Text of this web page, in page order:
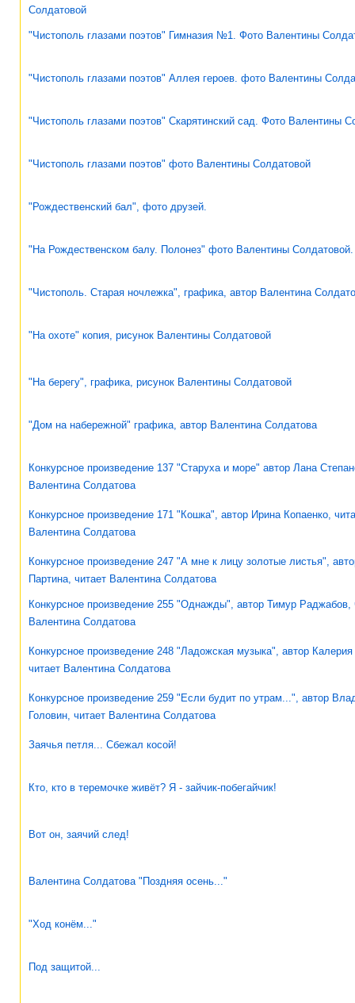
Солдатовой
"Чистополь глазами поэтов" Гимназия №1. Фото Валентины
"Чистополь глазами поэтов" Аллея героев. фото Валентины
"Чистополь глазами поэтов" Скарятинский сад. Фото Валентины
"Чистополь глазами поэтов" фото Валентины Солдатовой
"Рождественский бал", фото друзей.
"На Рождественском балу. Полонез" фото Валентины Солдатовой.
"Чистополь. Старая ночлежка", графика, автор Валентина
"На охоте" копия, рисунок Валентины Солдатовой
"На берегу", графика, рисунок Валентины Солдатовой
"Дом на набережной" графика, автор Валентина Солдатова
Конкурсное произведение 137 "Старуха и море" автор Лана
Валентина Солдатова
Конкурсное произведение 171 "Кошка", автор Ирина Копаенко,
Валентина Солдатова
Конкурсное произведение 247 "А мне к лицу золотые листья",
Партина, читает Валентина Солдатова
Конкурсное произведение 255 "Однажды", автор Тимур Раджабов,
Валентина Солдатова
Конкурсное произведение 248 "Ладожская музыка", автор
читает Валентина Солдатова
Конкурсное произведение 259 "Если будит по утрам...", автор
Головин, читает Валентина Солдатова
Заячья петля... Сбежал косой!
Кто, кто в теремочке живёт? Я - зайчик-побегайчик!
Вот он, заячий след!
Валентина Солдатова "Поздняя осень..."
"Ход конём..."
Под защитой...